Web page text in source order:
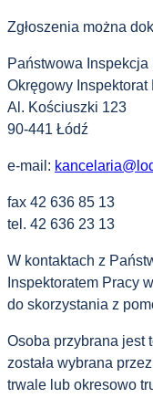
Zgłoszenia można
Państwowa Inspekcja
Okręgowy Inspektorat
Al. Kościuszki 123
90-441 Łódź
e-mail:
fax 42 636 85 13
tel. 42 636 23 13
W kontaktach z
Inspektoratem Pracy
do skorzystania z
Osoba przybrana jest
została wybrana
trwale lub okresowo